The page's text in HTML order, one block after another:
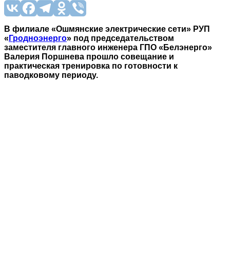
В филиале «Ошмянские электрические сети» РУП
« Гродноэнерго» под председательством
заместителя главного инженера ГПО «Белэнерго»
Валерия Поршнева прошло совещание и
практическая тренировка по готовности к
паводковому периоду.